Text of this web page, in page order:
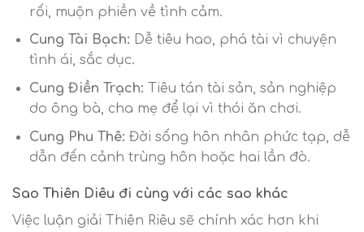
rối, muộn phiền về tình cảm.
Cung Tài Bạch: Dễ tiêu hao, phá tài vì chuyện
tình ái, sắc dục.
Cung Điền Trạch: Tiêu tán tài sản, sản nghiệp
do ông bà, cha mẹ để lại vì thói ăn chơi.
Cung Phu Thê: Đời sống hôn nhân phức tạp, dễ
dẫn đến cảnh trùng hôn hoặc hai lần đò.
Sao Thiên Diêu đi cùng với các sao khác
Việc luận giải Thiên Riêu sẽ chính xác hơn khi